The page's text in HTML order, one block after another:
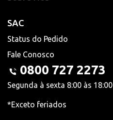
SAC
Status do Pedido
Fale Conosco
0800 727 2273
Segunda à sexta 8:00 às 18:00
*Exceto feriados